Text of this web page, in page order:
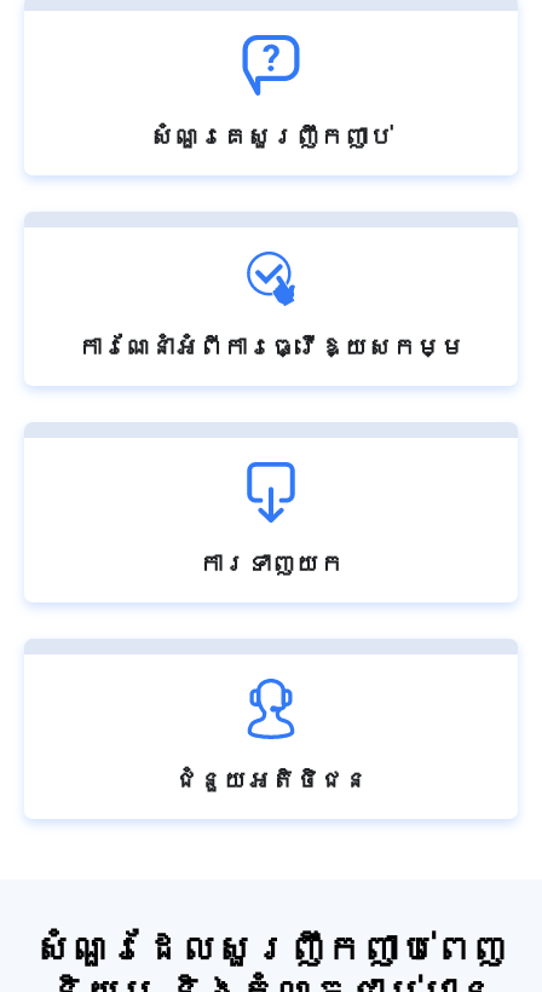
សំណួរគេសួរញឹកញាប់
ការណែនាំអំពីការធ្វើឱ្យសកម្ម
ការទាញយក
ជំនួយអតិថិជន
សំណួរដែលសួរញឹកញាប់ពេញ